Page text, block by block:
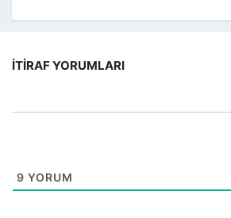
İTIRAF YORUMLARI
9 YORUM